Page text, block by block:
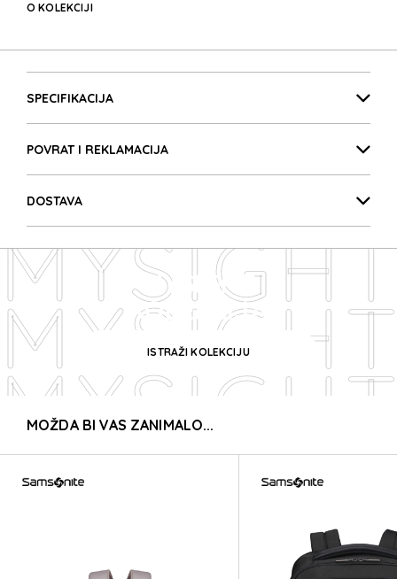
O KOLEKCIJI
SPECIFIKACIJA
POVRAT I REKLAMACIJA
DOSTAVA
MYSIGHT
MYSIGHT
MYSIGHT
MYSIGHT
MYSIGHT
MYSIGHT
MYSIGHT
MYSIGHT
MYSIGHT
KOLEKCIJA
ISTRAŽI KOLEKCIJU
MOŽDA BI VAS ZANIMALO...